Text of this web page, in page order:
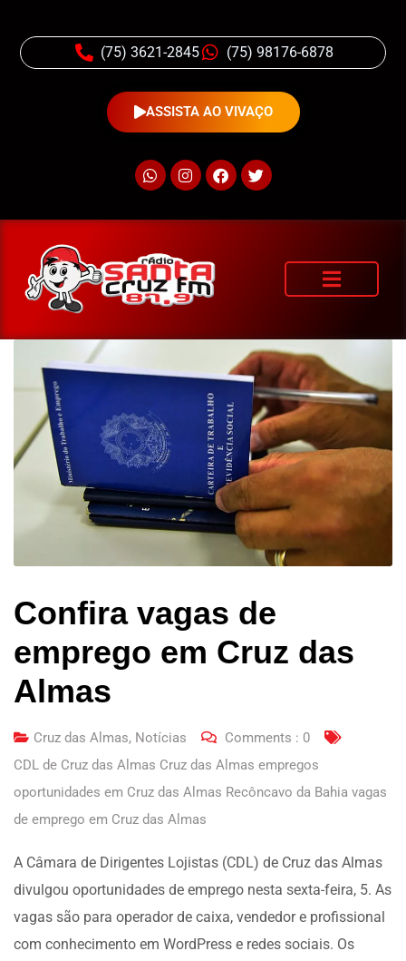
(75) 3621-2845 (75) 98176-6878
ASSISTA AO VIVAÇO
Confira vagas de
emprego em Cruz das
Almas
Cruz das Almas, Notícias Comments : 0
CDL de Cruz das Almas Cruz das Almas empregos
oportunidades em Cruz das Almas Recôncavo da Bahia vagas
de emprego em Cruz das Almas
A Câmara de Dirigentes Lojistas (CDL) de Cruz das Almas
divulgou oportunidades de emprego nesta sexta-feira, 5. As
vagas são para operador de caixa, vendedor e profissional
com conhecimento em WordPress e redes sociais. Os